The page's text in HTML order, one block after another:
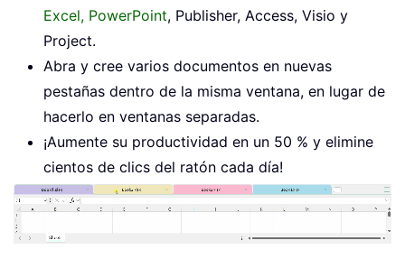
Excel, PowerPoint, Publisher, Access, Visio y
Project.
Abra y cree varios documentos en nuevas
pestañas dentro de la misma ventana, en lugar de
hacerlo en ventanas separadas.
¡Aumente su productividad en un 50 % y elimine
cientos de clics del ratón cada día!